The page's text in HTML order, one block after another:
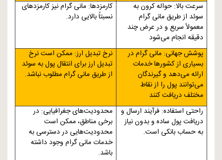
سرعت بالا: حواله کرون به
سوئد از طریق مانی گرام
معمولاً سریع و در عرض چند
دقیقه انجام می‌شود
کارمزدها: مانی گرام نیز کارمزدهای
نسبتاً بالایی دارد.
پوشش جهانی: مانی گرام در
بسیاری از کشورها خدمات
ارائه می‌دهد و گیرندگان
می‌توانند پول را از نقاط
مختلف دریافت کنند
نرخ تبدیل ارز: ممکن است نرخ
تبدیل ارز برای انتقال پول به سوئد
از طریق مانی گرام مطلوب نباشد.
راحتی استفاده: فرآیند ارسال و
دریافت پول ساده و بدون نیاز
به حساب بانکی است.
محدودیت‌های جغرافیایی: در
برخی مناطق، ممکن است
محدودیت‌هایی در دسترسی به
خدمات مانی گرام وجود داشته
باشد.